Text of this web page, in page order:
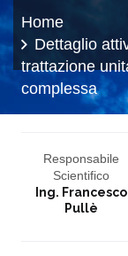
Home
Dettaglio
trattazione
complessa
Responsabile
Scientifico
Ing. Francesco
Pullè